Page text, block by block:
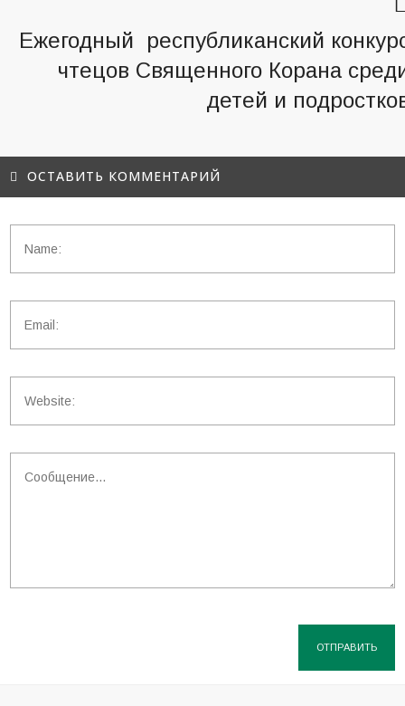
Ежегодный республиканский
чтецов Священного Корана
детей и
ОСТАВИТЬ КОММЕНТАРИЙ